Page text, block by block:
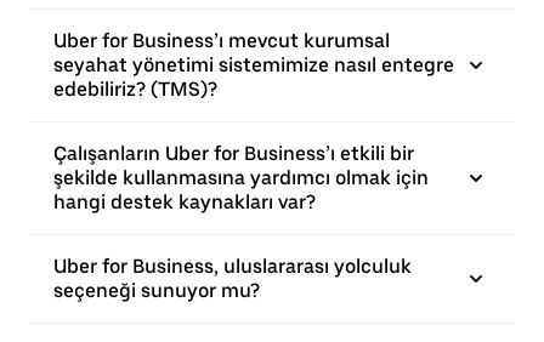
Uber for Business’ı mevcut kurumsal
seyahat yönetimi sistemimize nasıl entegre
edebiliriz? (TMS)?
Çalışanların Uber for Business’ı etkili bir
şekilde kullanmasına yardımcı olmak için
hangi destek kaynakları var?
Uber for Business, uluslararası yolculuk
seçeneği sunuyor mu?